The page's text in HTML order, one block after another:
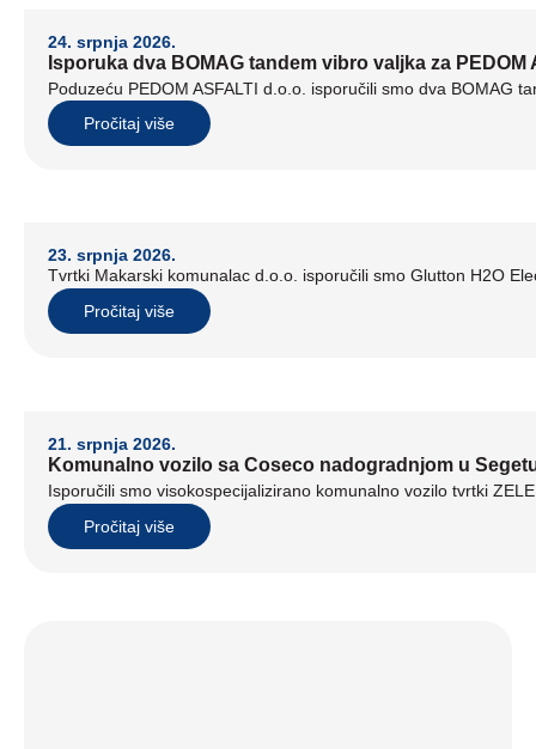
24. srpnja 2026.
Isporuka dva BOMAG tandem vibro valjka za PEDOM
Poduzeću PEDOM ASFALTI d.o.o. isporučili smo dva BOMAG
Pročitaj više
23. srpnja 2026.
Tvrtki Makarski komunalac d.o.o. isporučili smo Glutton H2O
Pročitaj više
21. srpnja 2026.
Komunalno vozilo sa Coseco nadogradnjom u
Isporučili smo visokospecijalizirano komunalno vozilo tvrtki
Pročitaj više